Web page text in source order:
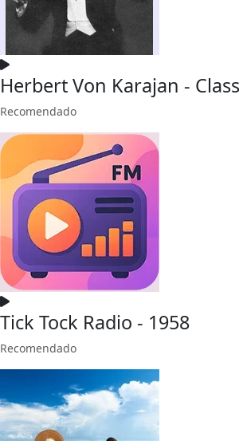
Herbert Von Karajan -
Recomendado
Tick Tock Radio - 1958
Recomendado